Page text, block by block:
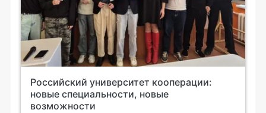
Российский университет кооперации:
новые специальности, новые
возможности